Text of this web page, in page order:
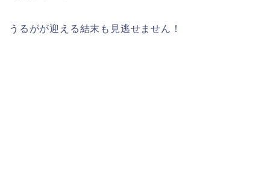
うるがが迎える結末も見逃せません！